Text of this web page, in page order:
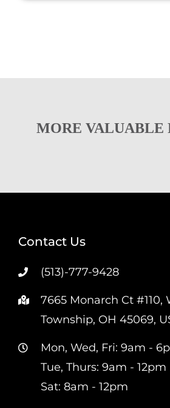
MORE VALUABLE
Contact Us
(513)-777-9428
7665 Monarch Ct #110,
Township, OH 45069,
Mon, Wed, Fri: 9am -
Tue, Thurs: 9am - 12pm
Sat: 8am - 12pm